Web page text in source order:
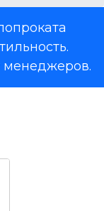
менеджеров.